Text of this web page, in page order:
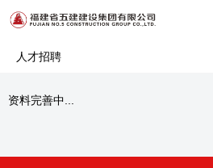
人才招聘
资料完善中...